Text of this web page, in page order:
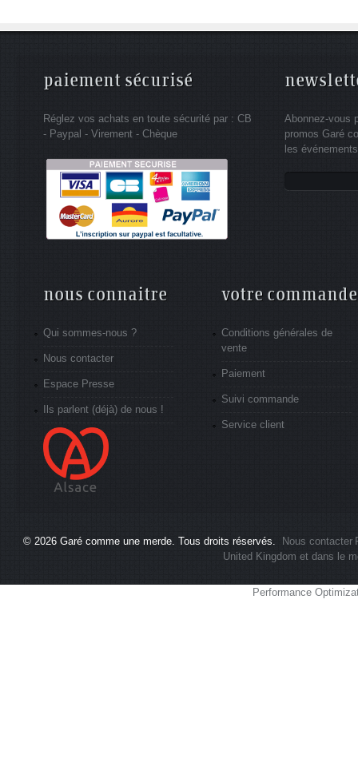
paiement sécurisé
Réglez vos achats en toute sécurité par : CB
- Paypal - Virement - Chèque
Abonnez-vous
promos Garé
les
nous connaitre
Qui sommes-nous ?
Nous contacter
Espace Presse
Ils parlent (déjà) de nous !
votre commande
Conditions générales de
vente
Paiement
Suivi commande
Service client
© 2026 Garé comme une merde . Tous droits réservés. Nous contacter
United Kingdom et dans le
Performance